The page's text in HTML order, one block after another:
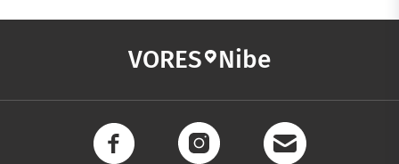
VORES Nibe